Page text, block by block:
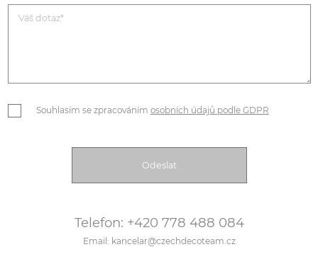
Souhlasím se zpracováním osobních údajů podle GDPR
Telefon: +420 778 488 084
Email: kancelar@czechdecoteam.cz